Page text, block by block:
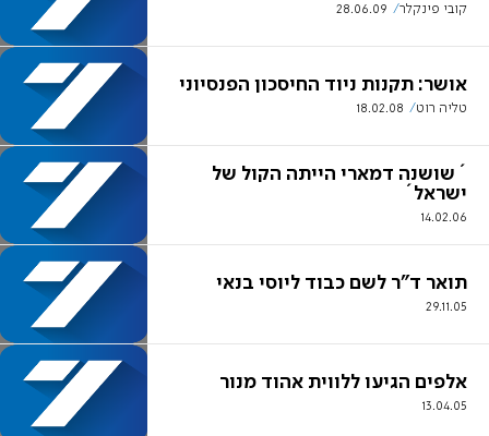
קובי פינקלר 28.06.09
אושר: תקנות ניוד החיסכון הפנסיוני
טליה רוט 18.02.08
´שושנה דמארי הייתה הקול של
ישראל´
14.02.06
תואר ד"ר לשם כבוד ליוסי בנאי
29.11.05
אלפים הגיעו ללווית אהוד מנור
13.04.05